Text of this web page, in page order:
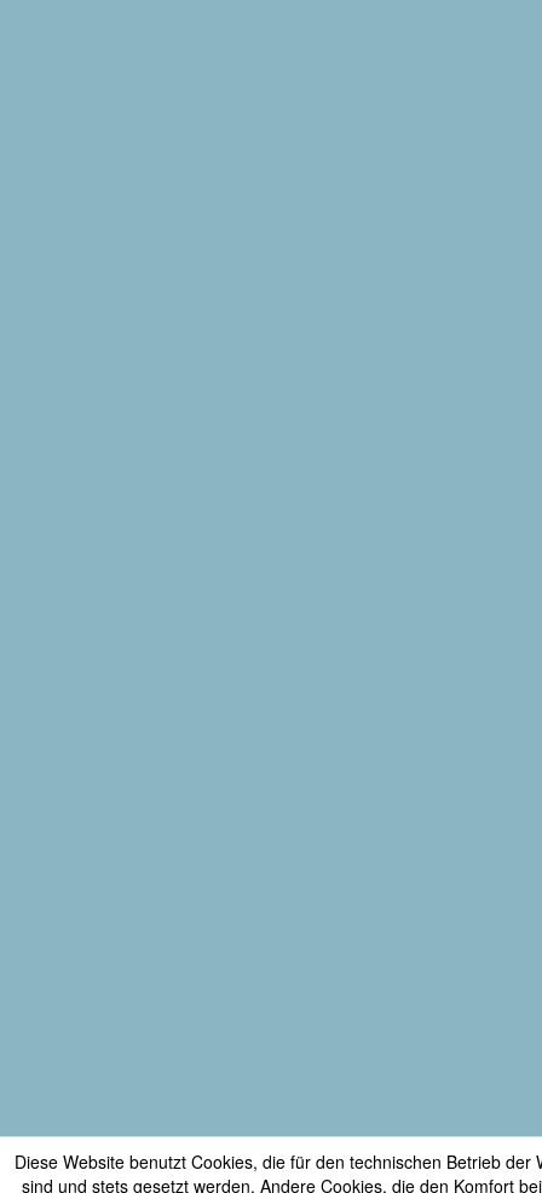
Diese Website benutzt Cookies, die für den technischen Betrieb der
sind und stets gesetzt werden. Andere Cookies, die den Komfort